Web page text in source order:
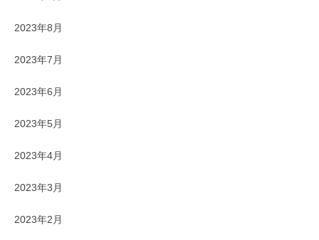
2023年8月
2023年7月
2023年6月
2023年5月
2023年4月
2023年3月
2023年2月